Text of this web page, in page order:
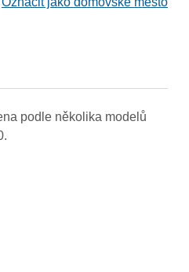
podle několika modelů